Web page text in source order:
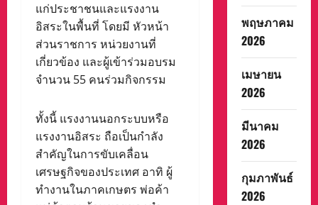
แก่ประชาชนและแรงงาน
อิสระในพื้นที่ โดยมี หัวหน้า
ส่วนราชการ หน่วยงานที่
เกี่ยวข้อง และผู้เข้าร่วมอบรม
จำนวน 55 คนร่วมกิจกรรม
ทั้งนี้ แรงงานนอกระบบหรือ
แรงงานอิสระ ถือเป็นกำลัง
สำคัญในการขับเคลื่อน
เศรษฐกิจของประเทศ อาทิ ผู้
ทำงานในภาคเกษตร พ่อค้า
พฤษภาคม
2026
เมษายน
2026
มีนาคม
2026
กุมภาพันธ์
2026